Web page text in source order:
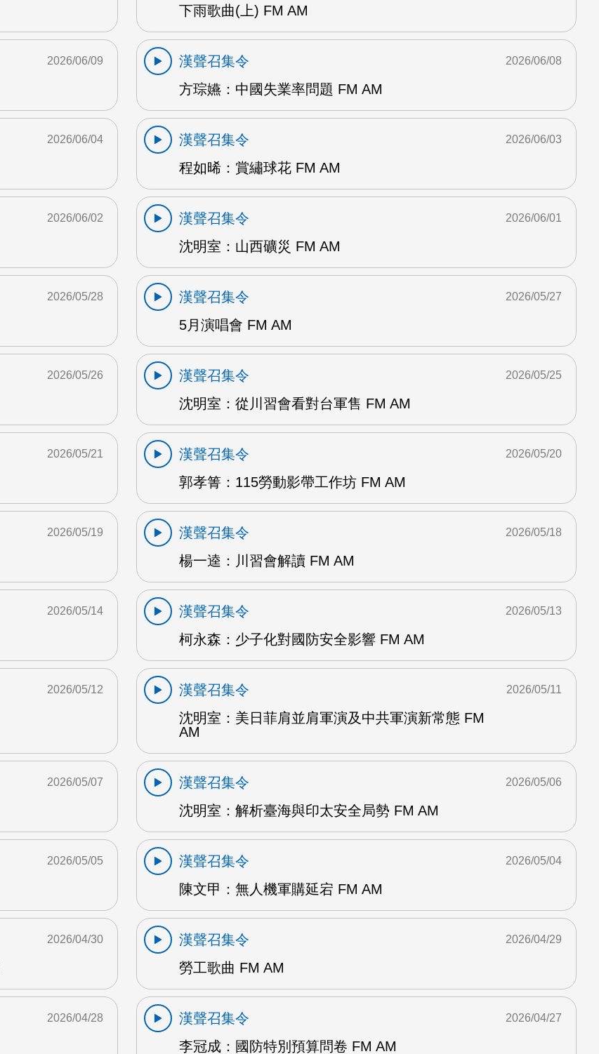
下雨歌曲(上) FM AM
2026/06/09
漢聲召集令
方琮嬿：中國失業率問題 FM AM
2026/06/08
2026/06/04
漢聲召集令
程如晞：賞繡球花 FM AM
2026/06/03
2026/06/02
漢聲召集令
沈明室：山西礦災 FM AM
2026/06/01
2026/05/28
漢聲召集令
5月演唱會 FM AM
2026/05/27
2026/05/26
漢聲召集令
沈明室：從川習會看對台軍售 FM AM
2026/05/25
2026/05/21
漢聲召集令
郭孝箐：115勞動影帶工作坊 FM AM
2026/05/20
2026/05/19
漢聲召集令
楊一逵：川習會解讀 FM AM
2026/05/18
2026/05/14
漢聲召集令
柯永森：少子化對國防安全影響 FM AM
2026/05/13
2026/05/12
漢聲召集令
沈明室：美日菲肩並肩軍演及中共軍演新常態 FM
AM
2026/05/11
2026/05/07
漢聲召集令
沈明室：解析臺海與印太安全局勢 FM AM
2026/05/06
2026/05/05
漢聲召集令
陳文甲：無人機軍購延宕 FM AM
2026/05/04
2026/04/30
漢聲召集令
勞工歌曲 FM AM
2026/04/29
2026/04/28
漢聲召集令
李冠成：國防特別預算問卷 FM AM
2026/04/27